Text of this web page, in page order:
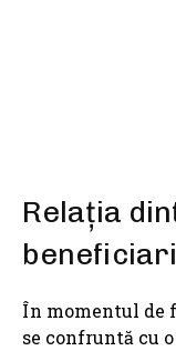
Relația
În momentul de
se confruntă cu